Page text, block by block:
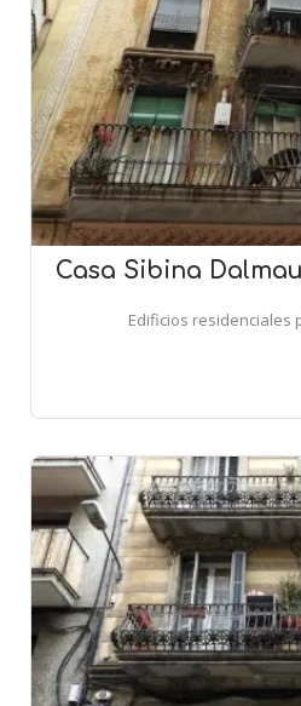
Casa Sibina
Edificios residenciales